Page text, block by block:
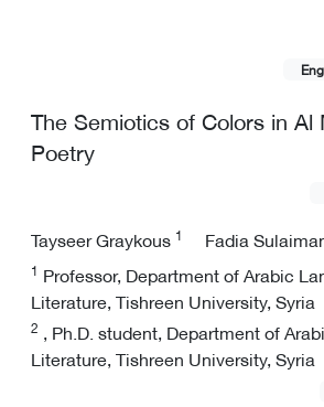
The Semiotics of Colors in Al
Poetry
Tayseer Graykous 1 Fadia
1 Professor, Department of Arabic
Literature, Tishreen University, Syria
2 , Ph.D. student, Department of
Literature, Tishreen University, Syria